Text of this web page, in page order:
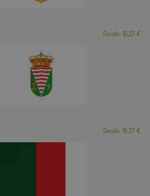
Desde: 18,37 €
Desde: 18,37 €